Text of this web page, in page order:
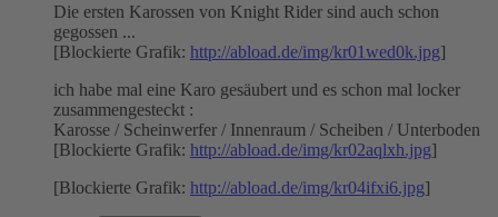
Die ersten Karossen von Knight Rider sind auch schon
gegossen ...
[Blockierte Grafik: http://abload.de/img/kr01wed0k.jpg]
ich habe mal eine Karo gesäubert und es schon mal locker
zusammengesteckt :
Karosse / Scheinwerfer / Innenraum / Scheiben / Unterboden
[Blockierte Grafik: http://abload.de/img/kr02aqlxh.jpg]
[Blockierte Grafik: http://abload.de/img/kr04ifxi6.jpg]